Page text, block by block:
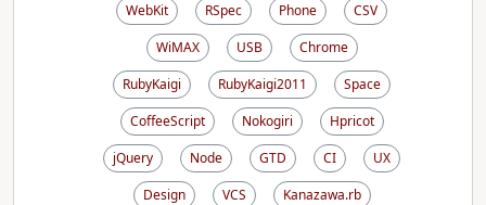
WebKit
RSpec Phone
CSV
WiMAX
USB
Chrome
RubyKaigi
RubyKaigi2011
Space
CoffeeScript
Nokogiri
Hpricot
jQuery
Node GTD CI
UX
Design
VCS
Kanazawa.rb